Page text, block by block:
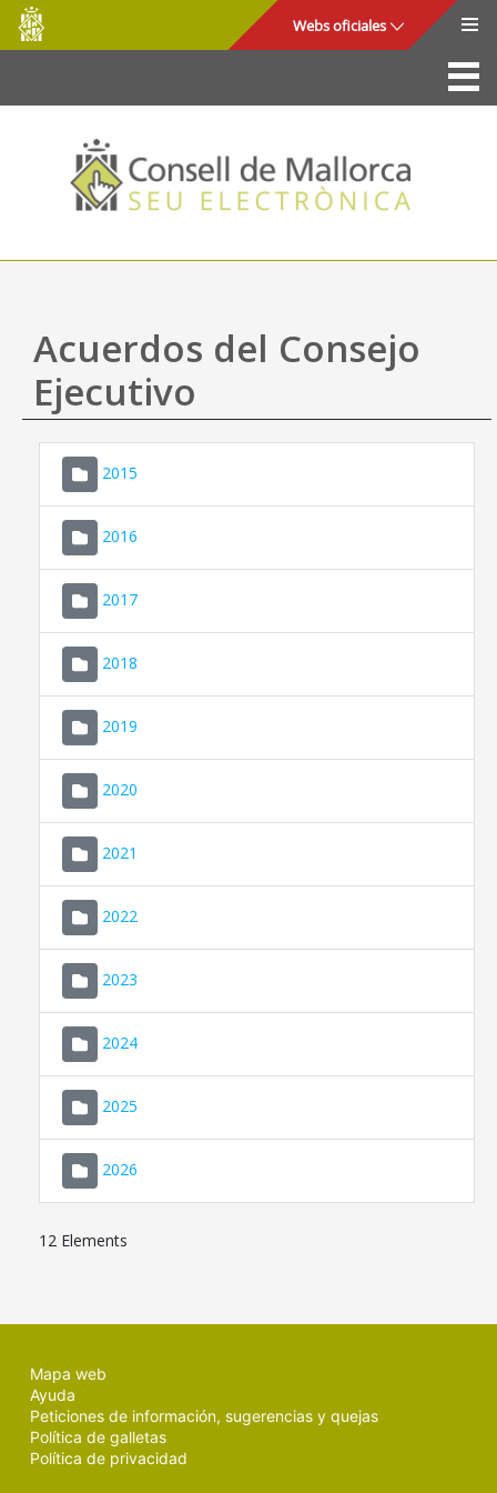
Saltar al contenido principal
Consell
de
Mallorca
Webs oficiales
La Sede
Consejo de Mallorca
Acceso y seguridad
Utilidades
Mapa web
Ayuda
Acuerdos del Consejo
Ejecutivo
2015
2016
2017
2018
2019
2020
2021
2022
2023
2024
2025
2026
12 Elements
Mapa web
Ayuda
Peticiones de información, sugerencias y quejas
Política de galletas
Política de privacidad